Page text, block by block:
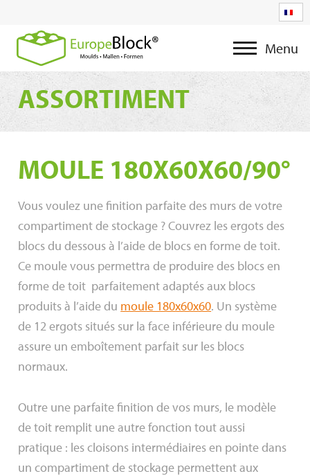
Menu
ASSORTIMENT
MOULE 180X60X60/90°
Vous voulez une finition parfaite des murs de votre
compartiment de stockage ? Couvrez les ergots des
blocs du dessous à l’aide de blocs en forme de toit.
Ce moule vous permettra de produire des blocs en
forme de toit parfaitement adaptés aux blocs
produits à l’aide du moule 180x60x60. Un système
de 12 ergots situés sur la face inférieure du moule
assure un emboîtement parfait sur les blocs
normaux.
Outre une parfaite finition de vos murs, le modèle
de toit remplit une autre fonction tout aussi
pratique : les cloisons intermédiaires en pointe dans
un compartiment de stockage permettent aux